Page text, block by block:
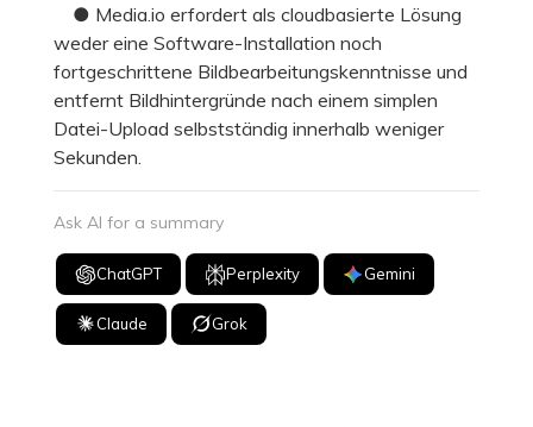
● Media.io erfordert als cloudbasierte Lösung
weder eine Software-Installation noch
fortgeschrittene Bildbearbeitungskenntnisse und
entfernt Bildhintergründe nach einem simplen
Datei-Upload selbstständig innerhalb weniger
Sekunden.
Ask AI for a summary
ChatGPT Perplexity Gemini
Claude Grok